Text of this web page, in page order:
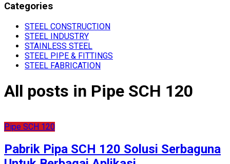
Categories
STEEL CONSTRUCTION
STEEL INDUSTRY
STAINLESS STEEL
STEEL PIPE & FITTINGS
STEEL FABRICATION
All posts in Pipe SCH 120
Pipe SCH 120
Pabrik Pipa SCH 120 Solusi Serbaguna